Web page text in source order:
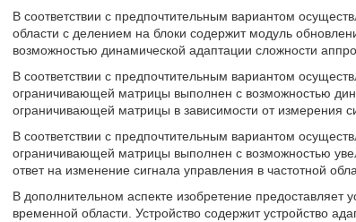
В соответствии с предпочтительным вариантом
области с делением на блоки содержит модуль
возможностью динамической адаптации сложности
В соответствии с предпочтительным вариантом
ограничивающей матрицы выполнен с возможностью
ограничивающей матрицы в зависимости от измерения
В соответствии с предпочтительным вариантом
ограничивающей матрицы выполнен с возможностью
ответ на изменение сигнала управления в частотной
В дополнительном аспекте изобретение предоставляет
временной области. Устройство содержит устройство